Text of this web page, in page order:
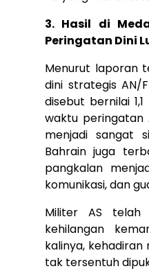
3. Hasil di
Peringatan Dini
Menurut laporan
dini strategis AN/
disebut bernilai
waktu peringatan
menjadi sangat
Bahrain juga
pangkalan
komunikasi, dan
Militer AS telah
kehilangan
kalinya,
tak tersentuh